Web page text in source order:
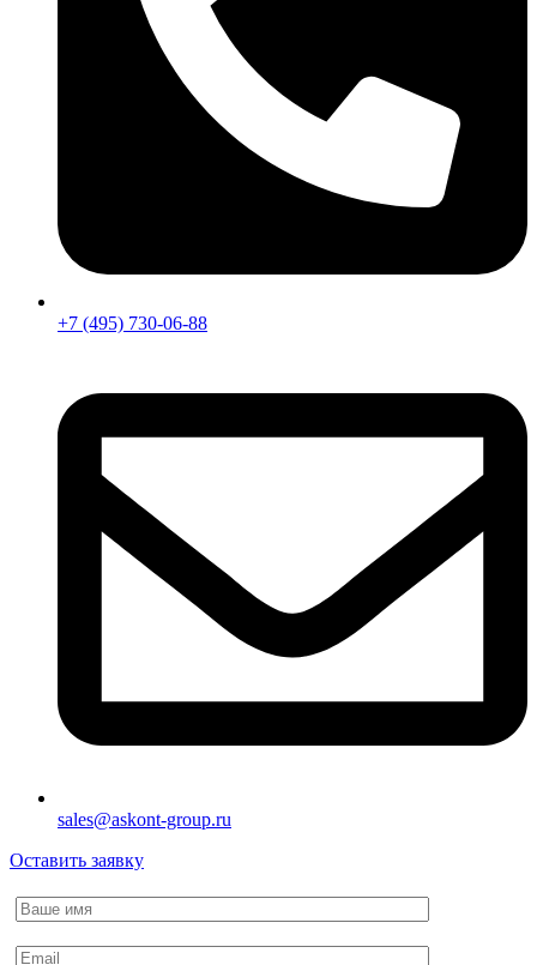
+7 (495) 730-06-88
sales@askont-group.ru
Оставить заявку